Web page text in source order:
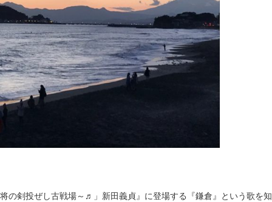
の剣投ぜし古戦場～♬」新田義貞』に登場する『鎌倉』という歌を知